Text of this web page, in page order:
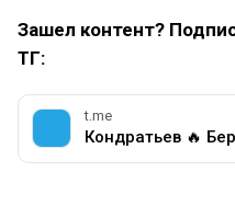
Зашел контент?
ТГ:
t.me
Кондратьев 🔥